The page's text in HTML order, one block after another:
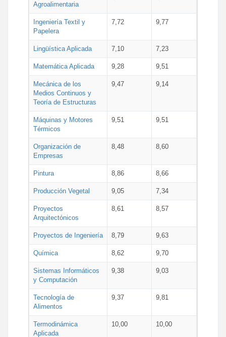
Agroalimentaria
Ingeniería Textil y
Papelera
7,72 9,77
Lingüística Aplicada 7,10 7,23
Matemática Aplicada 9,28 9,51
Mecánica de los
Medios Continuos y
Teoría de Estructuras
9,47 9,14
Máquinas y Motores
Térmicos
9,51 9,51
Organización de
Empresas
8,48 8,60
Pintura 8,86 8,66
Producción Vegetal 9,05 7,34
Proyectos
Arquitectónicos
8,61 8,57
Proyectos de Ingeniería 8,79 9,63
Química 8,62 9,70
Sistemas Informáticos
y Computación
9,38 9,03
Tecnología de
Alimentos
9,37 9,81
Termodinámica
Aplicada
10,00 10,00